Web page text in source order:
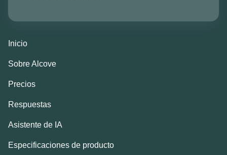
Inicio
Sobre Alcove
Precios
Respuestas
Asistente de IA
Especificaciones de producto